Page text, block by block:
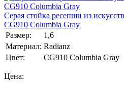
Серая стойка ресепшн из
CG910 Columbia Gray
Размер:
1,6
Материал: Radianz
Цвет:
CG910 Columbia Gray
Цена: